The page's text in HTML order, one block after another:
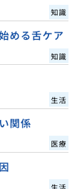
知識
める舌ケア
知識
生活
関係
医療
生活